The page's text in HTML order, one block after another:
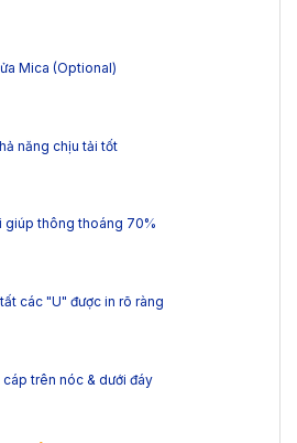
Mica (Optional)
năng chịu tải tốt
giúp thông thoáng 70%
các "U" được in rõ ràng
cáp trên nóc & dưới đáy